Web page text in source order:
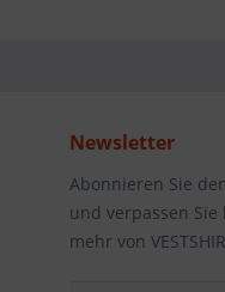
Newsletter
Abonnieren Sie
und verpassen
mehr von